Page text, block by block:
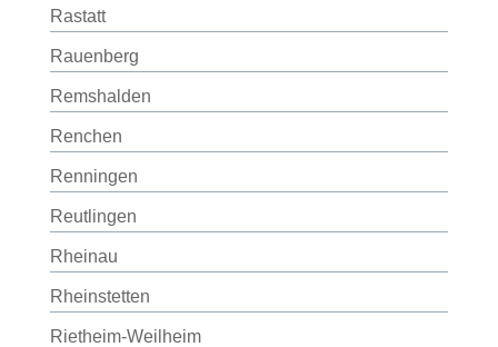
Rastatt
Rauenberg
Remshalden
Renchen
Renningen
Reutlingen
Rheinau
Rheinstetten
Rietheim-Weilheim